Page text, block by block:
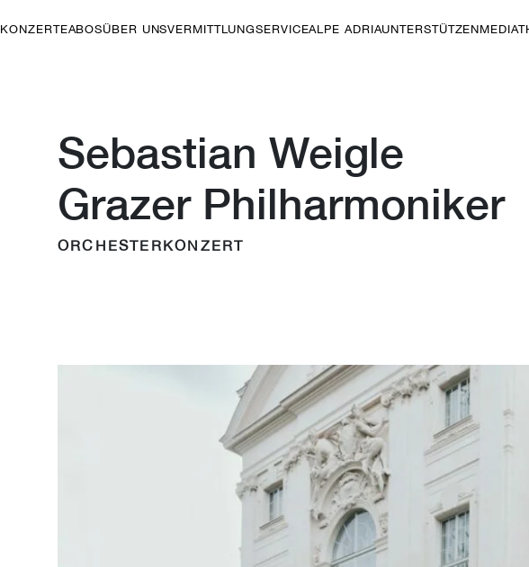
KONZERTEABOSÜBER UNSVERMITTLUNGSERVICEALPE ADRIAUNTERSTÜTZEN
Sebastian Weigle
Grazer Philharmoniker
ORCHESTERKONZERT